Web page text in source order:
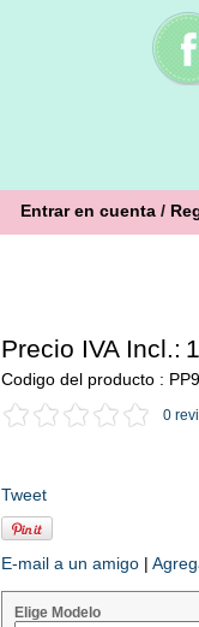
Entrar en cuenta /
Precio IVA Incl.:
Codigo del producto : PP9
0
Tweet
E-mail a un amigo |
Elige Modelo